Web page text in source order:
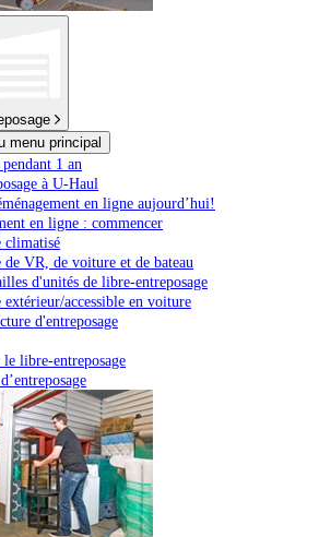
menu principal
1 an
à U-Haul
en ligne aujourd’hui!
en ligne : commencer
climatisé
de VR, de voiture et de bateau
d'unités de libre-entreposage
extérieur/accessible en voiture
d'entreposage
le libre-entreposage